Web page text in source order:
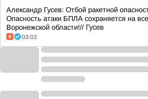
Александр Гусев: Отбой ракетной
Опасность атаки БПЛА сохраняется на
Воронежской области!// Гусев
03:03